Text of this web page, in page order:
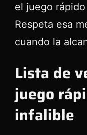
el juego
Respeta esa
cuando la
Lista de
juego
infalible